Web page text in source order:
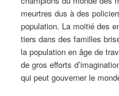
meurtres dus à des
population. La moitié des
tiers dans des familles
la population en âge de
de gros efforts
qui peut gouverner le